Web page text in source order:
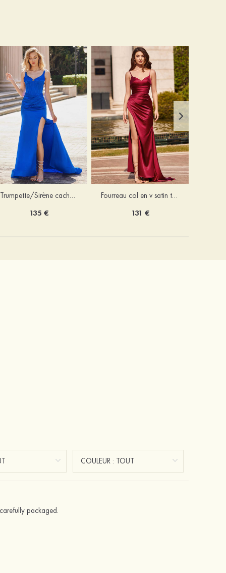
Trumpette/Sirène cache coeur charmeuse traîne balayage robe de bal
135 €
Fourreau col en v satin traîne balayage robe de bal
131 €
packaged.